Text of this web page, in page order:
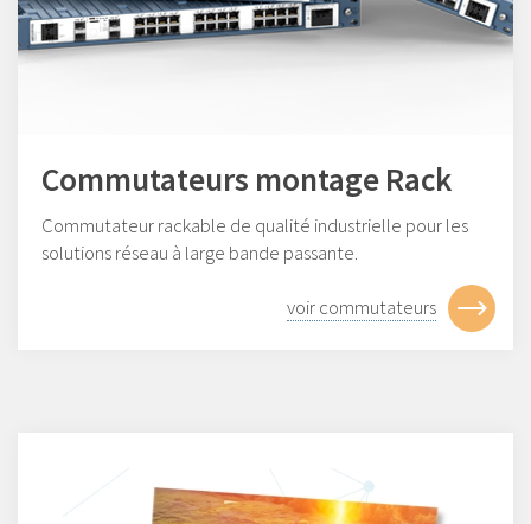
Commutateurs montage Rack
Commutateur rackable de qualité industrielle pour les
solutions réseau à large bande passante.
voir commutateurs